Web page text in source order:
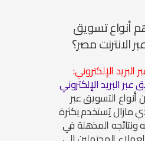
أنواعتسويق
الانترنت مصر؟
البريد الإلكتروني:
عبر البريد الإلكتروني
التسويق عبر
مازال يُستخدم بكثرة
ونتائجه المذهلة في